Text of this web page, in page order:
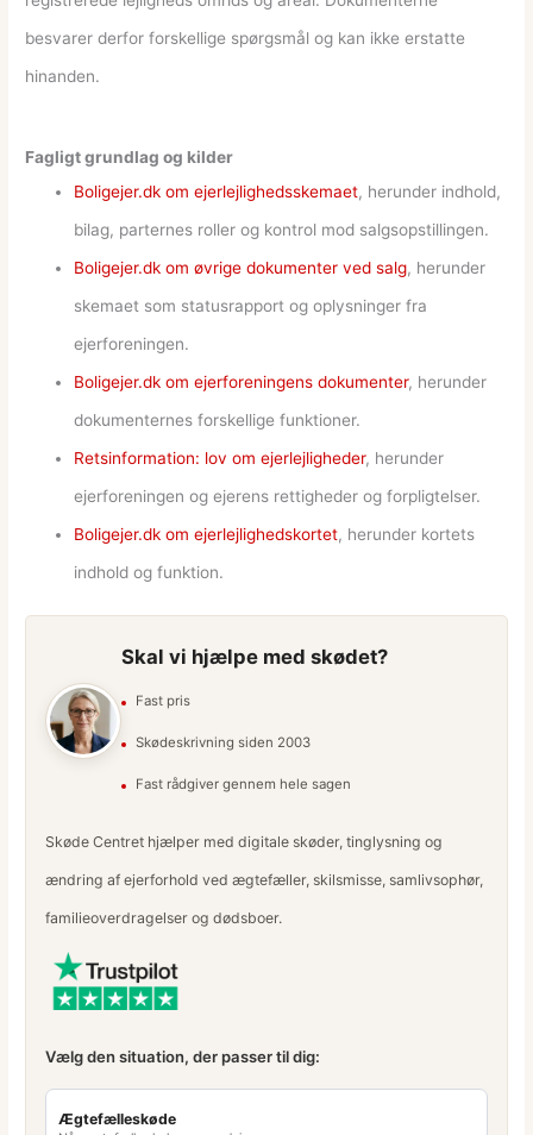
besvarer derfor forskellige spørgsmål og kan ikke erstatte
hinanden.
Fagligt grundlag og kilder
Boligejer.dk om ejerlejlighedsskemaet, herunder indhold,
bilag, parternes roller og kontrol mod salgsopstillingen.
Boligejer.dk om øvrige dokumenter ved salg, herunder
skemaet som statusrapport og oplysninger fra
ejerforeningen.
Boligejer.dk om ejerforeningens dokumenter, herunder
dokumenternes forskellige funktioner.
Retsinformation: lov om ejerlejligheder, herunder
ejerforeningen og ejerens rettigheder og forpligtelser.
Boligejer.dk om ejerlejlighedskortet, herunder kortets
indhold og funktion.
Skal vi hjælpe med skødet?
Fast pris
Skødeskrivning siden 2003
Fast rådgiver gennem hele sagen
Skøde Centret hjælper med digitale skøder, tinglysning og
ændring af ejerforhold ved ægtefæller, skilsmisse, samlivsophør,
familieoverdragelser og dødsboer.
Vælg den situation, der passer til dig:
Ægtefælleskøde